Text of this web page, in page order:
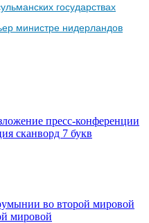
государствах
министре нидерландов
пресс-конференции
сканворд 7 букв
во второй мировой
мировой